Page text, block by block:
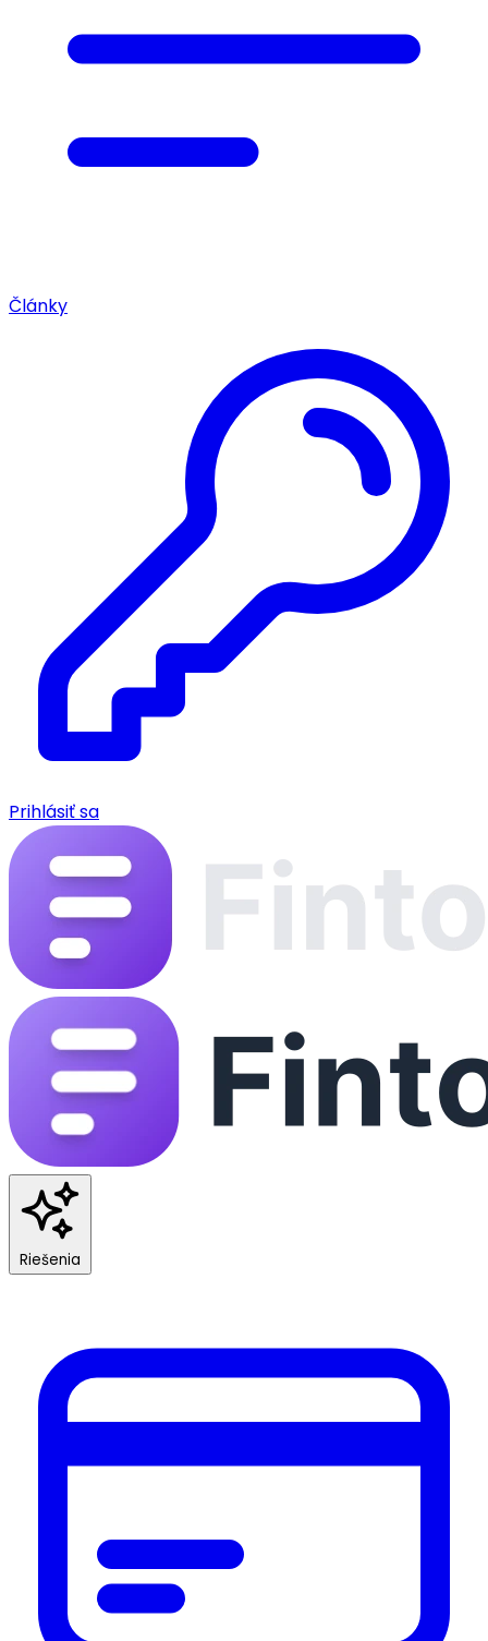
Články
Prihlásiť sa
Riešenia